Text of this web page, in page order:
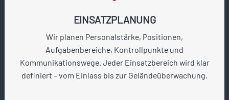
EINSATZPLANUNG
Wir planen Personalstärke, Positionen,
Aufgabenbereiche, Kontrollpunkte und
Kommunikationswege. Jeder Einsatzbereich wird klar
definiert – vom Einlass bis zur Geländeüberwachung.